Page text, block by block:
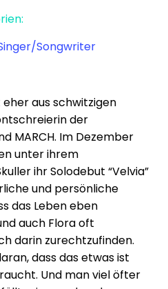
Songwriter
aus schwitzigen
der
MARCH. Im Dezember
unter ihrem
ihr Solodebut “Velvia”
und persönliche
das Leben eben
auch Flora oft
darin zurechtzufinden.
dass das etwas ist
Und man viel öfter